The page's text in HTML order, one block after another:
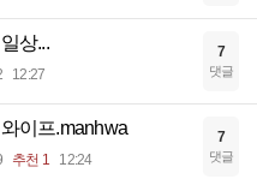
상...
12:27
7
댓글
이프.manhwa
추천 1 12:24
7
댓글